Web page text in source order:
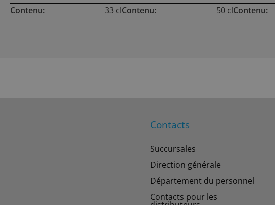
Contenu: 33 clContenu: 50 clContenu:
Contacts
Succursales
Direction générale
Département du personnel
Contacts pour les